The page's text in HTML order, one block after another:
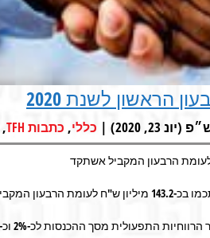
הראשון לשנת 2020
2020) | כללי, כתבות TFH ,